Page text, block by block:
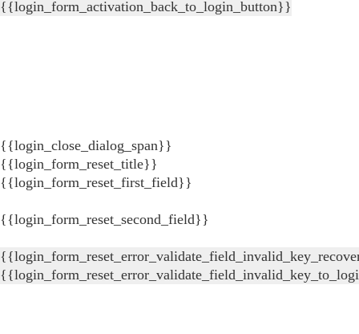
{{login_form_activation_back_to_login_button}}
{{login_close_dialog_span}}
{{login_form_reset_title}}
{{login_form_reset_first_field}}
{{login_form_reset_second_field}}